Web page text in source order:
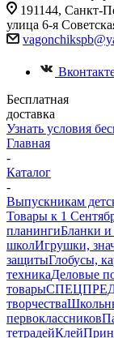
191144, Санкт-
улица 6-я
Бесплатная
доставка
Узнать условия
Главная
-
Каталог
-
Выпускникам
Товары к 1
планингиБланки и
школИгрушки,
защитыГлобусы,
техникаДеловые
товары
творчества
первоклассников
тетрадейКлей